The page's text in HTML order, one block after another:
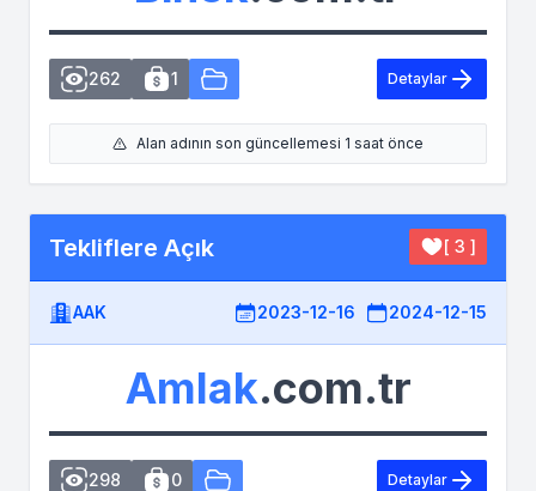
262 1 Detaylar
Alan adının son güncellemesi 1 saat önce
Tekliflere Açık [ 3 ]
AAK 2023-12-16 2024-12-15
Amlak.com.tr
298 0 Detaylar